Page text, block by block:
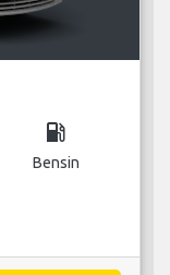
local_gas_station
Bensin